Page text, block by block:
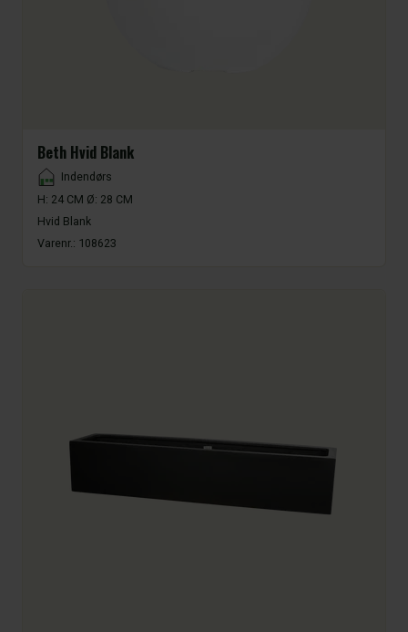
Beth Hvid Blank
Placement
Indendørs
H: 24 CM Ø: 28 CM
Hvid Blank
Varenr.: 108623